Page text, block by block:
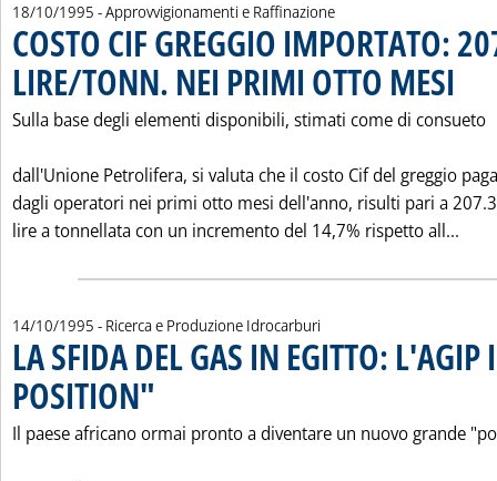
18/10/1995 - Approvvigionamenti e Raffinazione
COSTO CIF GREGGIO IMPORTATO:
LIRE/TONN. NEI PRIMI OTTO MESI
Sulla base degli elementi disponibili, stimati come di consueto
dall'Unione Petrolifera, si valuta che il costo Cif del greggio
dagli operatori nei primi otto mesi dell'anno, risulti pari a
lire a tonnellata con un incremento del 14,7% rispetto all...
14/10/1995 - Ricerca e Produzione Idrocarburi
LA SFIDA DEL GAS IN EGITTO:
POSITION"
Il paese africano ormai pronto a diventare un nuovo grande